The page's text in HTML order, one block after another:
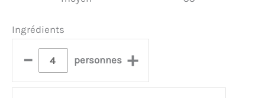
Ingrédients
– personnes +